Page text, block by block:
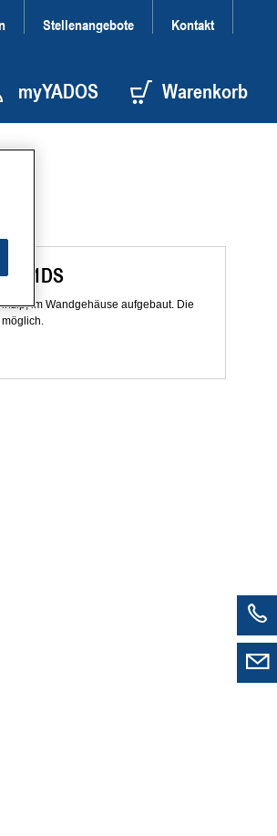
Stellenangebote Kontakt
myYADOS Warenkorb
*H-1DS
im Wandgehäuse aufgebaut. Die